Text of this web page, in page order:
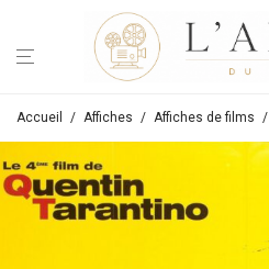
Accueil / Affiches / Affiches de films /